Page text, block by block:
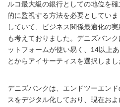
ルコ最大級の銀行としての地位を
的に監視する方法を必要としてい
していて、ビジネス関係最適化の
も考えておりました。デニズバン
ットフォームが使い易く、14以上
とからアイサーティスを選択しまし
デニズバンクは、エンドツーエン
スをデジタル化しており、現在およ